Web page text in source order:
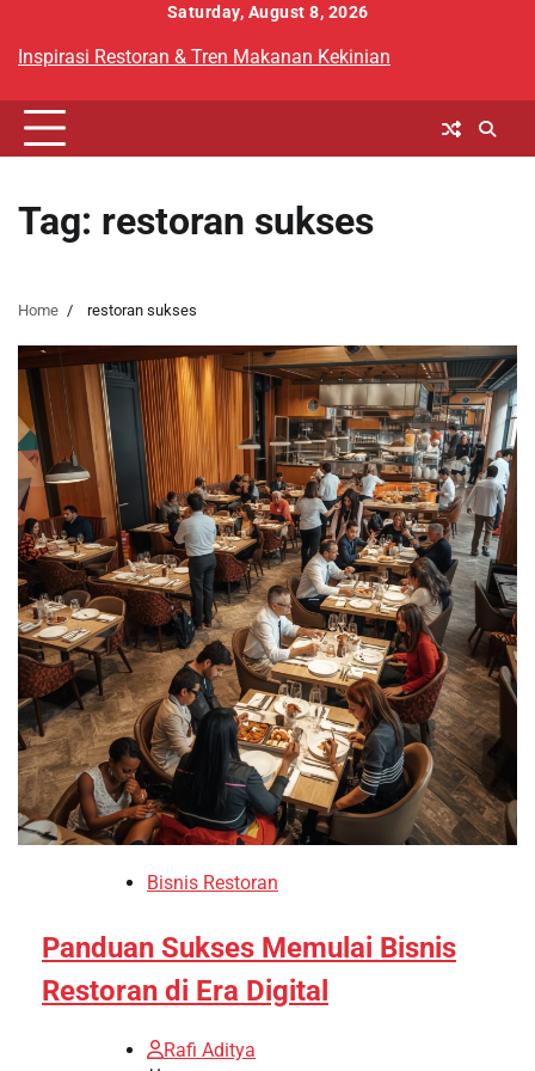
content
Saturday, August 8, 2026
Inspirasi Restoran & Tren Makanan Kekinian
Tag: restoran sukses
Home restoran sukses
Bisnis Restoran
Panduan Sukses Memulai Bisnis
Restoran di Era Digital
Rafi Aditya